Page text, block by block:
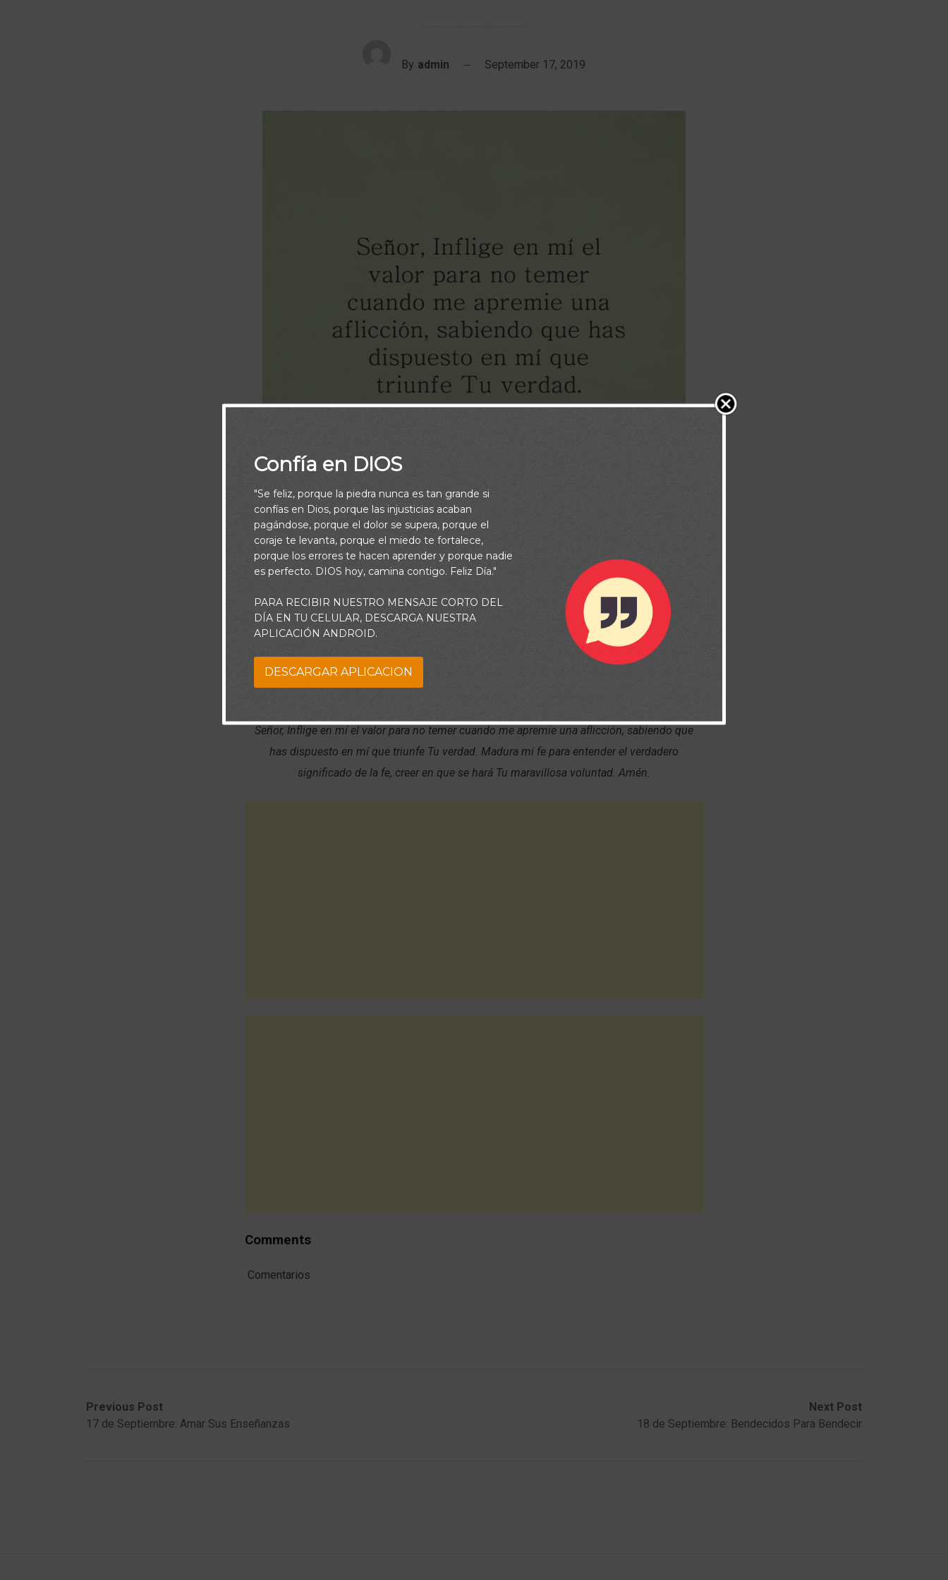
By admin September 17, 2019
“Confía en Jehová, y haz el bien; Y habitarás en la tierra, y te apacentarás de la verdad.
Deléitate asimismo en Jehová, Y él te concederá las peticiones de tu corazón. Encomienda a
Jehová tu camino, Y confía en él; y él hará.” (Salmos 37:3-5)
Señor, Inflige en mí el valor para no temer cuando me apremie una aflicción, sabiendo que
has dispuesto en mí que triunfe Tu verdad. Madura mi fe para entender el verdadero
significado de la fe, creer en que se hará Tu maravillosa voluntad. Amén.
Comments
Comentarios
Previous Post
17 de Septiembre: Amar Sus Enseñanzas
Next Post
18 de Septiembre: Bendecidos Para Bendecir
Confía en DIOS
"Se feliz, porque la piedra nunca es tan grande si
confías en Dios, porque las injusticias acaban
pagándose, porque el dolor se supera, porque el
coraje te levanta, porque el miedo te fortalece,
porque los errores te hacen aprender y porque nadie
es perfecto. DIOS hoy, camina contigo. Feliz Día."
PARA RECIBIR NUESTRO MENSAJE CORTO DEL
DÍA EN TU CELULAR, DESCARGA NUESTRA
APLICACIÓN ANDROID.
DESCARGAR APLICACION